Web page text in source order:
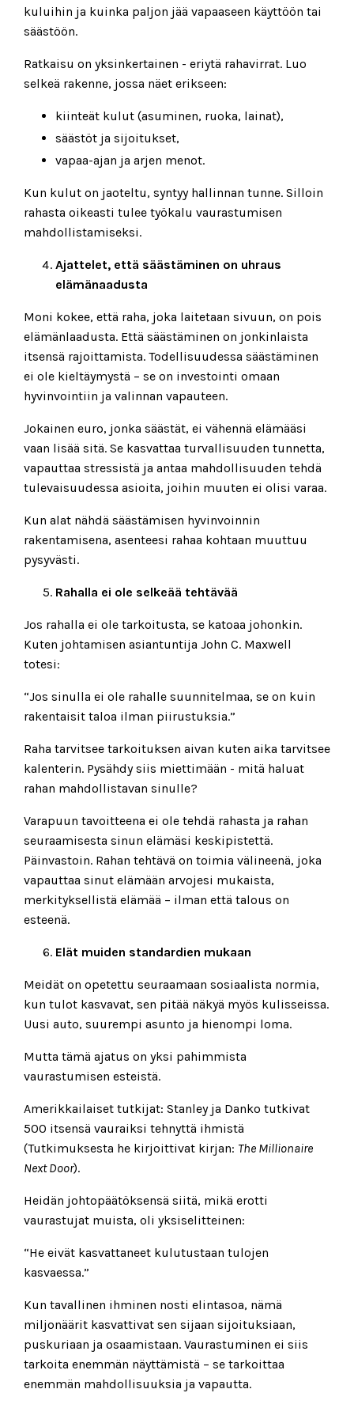
kuluihin ja kuinka paljon jää vapaaseen käyttöön tai
säästöön.
Ratkaisu on yksinkertainen - eriytä rahavirrat. Luo
selkeä rakenne, jossa näet erikseen:
kiinteät kulut (asuminen, ruoka, lainat),
säästöt ja sijoitukset,
vapaa-ajan ja arjen menot.
Kun kulut on jaoteltu, syntyy hallinnan tunne. Silloin
rahasta oikeasti tulee työkalu vaurastumisen
mahdollistamiseksi.
Ajattelet, että säästäminen on uhraus
elämänaadusta
Moni kokee, että raha, joka laitetaan sivuun, on pois
elämänlaadusta. Että säästäminen on jonkinlaista
itsensä rajoittamista. Todellisuudessa säästäminen
ei ole kieltäymystä – se on investointi omaan
hyvinvointiin ja valinnan vapauteen.
Jokainen euro, jonka säästät, ei vähennä elämääsi
vaan lisää sitä. Se kasvattaa turvallisuuden tunnetta,
vapauttaa stressistä ja antaa mahdollisuuden tehdä
tulevaisuudessa asioita, joihin muuten ei olisi varaa.
Kun alat nähdä säästämisen hyvinvoinnin
rakentamisena, asenteesi rahaa kohtaan muuttuu
pysyvästi.
Rahalla ei ole selkeää tehtävää
Jos rahalla ei ole tarkoitusta, se katoaa johonkin.
Kuten johtamisen asiantuntija John C. Maxwell
totesi:
“Jos sinulla ei ole rahalle suunnitelmaa, se on kuin
rakentaisit taloa ilman piirustuksia.”
Raha tarvitsee tarkoituksen aivan kuten aika tarvitsee
kalenterin. Pysähdy siis miettimään - mitä haluat
rahan mahdollistavan sinulle?
Varapuun tavoitteena ei ole tehdä rahasta ja rahan
seuraamisesta sinun elämäsi keskipistettä.
Päinvastoin. Rahan tehtävä on toimia välineenä, joka
vapauttaa sinut elämään arvojesi mukaista,
merkityksellistä elämää – ilman että talous on
esteenä.
Elät muiden standardien mukaan
Meidät on opetettu seuraamaan sosiaalista normia,
kun tulot kasvavat, sen pitää näkyä myös kulisseissa.
Uusi auto, suurempi asunto ja hienompi loma.
Mutta tämä ajatus on yksi pahimmista
vaurastumisen esteistä.
Amerikkailaiset tutkijat: Stanley ja Danko tutkivat
500 itsensä vauraiksi tehnyttä ihmistä
(Tutkimuksesta he kirjoittivat kirjan: The Millionaire
Next Door).
Heidän johtopäätöksensä siitä, mikä erotti
vaurastujat muista, oli yksiselitteinen:
“He eivät kasvattaneet kulutustaan tulojen
kasvaessa.”
Kun tavallinen ihminen nosti elintasoa, nämä
miljonäärit kasvattivat sen sijaan sijoituksiaan,
puskuriaan ja osaamistaan. Vaurastuminen ei siis
tarkoita enemmän näyttämistä – se tarkoittaa
enemmän mahdollisuuksia ja vapautta.